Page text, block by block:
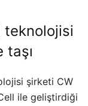
teknolojisi
taşı
şirketi CW
ile geliştirdiği